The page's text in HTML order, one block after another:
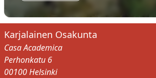
Karjalainen Osakunta
Casa Academica
Perhonkatu 6
00100 Helsinki